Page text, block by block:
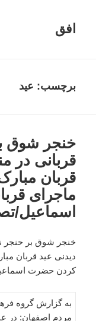
افق
برچسب: عید
خنجر شوق
قربانی در
قربان
ماجرای
اسماعیل/
خنجر شوق بر حنجر
دیدنی عید قربان
کردن حضرت
به گزارش گروه
مردم اصفهان: در